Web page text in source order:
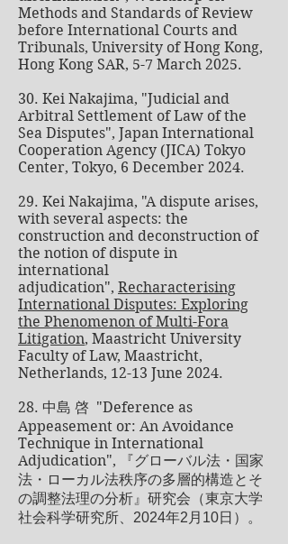
Methods and Standards of Review
before International Courts and
Tribunals, University of Hong Kong,
Hong Kong SAR, 5-7 March 2025.
30. Kei Nakajima, "Judicial and
Arbitral Settlement of Law of the
Sea Disputes", Japan International
Cooperation Agency (JICA) Tokyo
Center, Tokyo, 6 December 2024.
29. Kei Nakajima, "A dispute arises,
with several aspects: the
construction and deconstruction of
the notion of dispute in
international
adjudication", Recharacterising
International Disputes: Exploring
the Phenomenon of Multi-Fora
Litigation, Maastricht University
Faculty of Law, Maastricht,
Netherlands, 12-13 June 2024.
28. 中島 啓 "Deference as
Appeasement or: An Avoidance
Technique in International
Adjudication",
『グローバル法・国家
法・ローカル法秩序の多層的構造とそ
の調整法理の分析』研究会（東京大学
社会科学研究所、2024年2月10日）。